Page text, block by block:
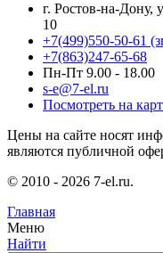
г. Ростов-на-Дону,
10
+7(499)550-50-61
+7(863)247-65-68
Пн-Пт 9.00 - 18.00
s-e@7-el.ru
Посмотреть на
Цены на сайте носят
являются публичной
© 2010 - 2026 7-el.ru.
Главная
Меню
Найти